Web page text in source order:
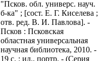
"Псков. обл. универс. науч.
б-ка" ; [сост. Е. Г. Киселева ;
отв. ред. В. И. Павлова]. -
Псков : Псковская
областная универсальная
научная библиотека, 2010. -
19 с. : ил., портр. - (Серия